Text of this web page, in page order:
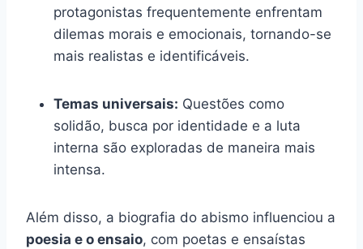
protagonistas frequentemente enfrentam
dilemas morais e emocionais, tornando-se
mais realistas e identificáveis.
Temas universais: Questões como
solidão, busca por identidade e a luta
interna são exploradas de maneira mais
intensa.
Além disso, a biografia do abismo influenciou a
poesia e o ensaio, com poetas e ensaístas